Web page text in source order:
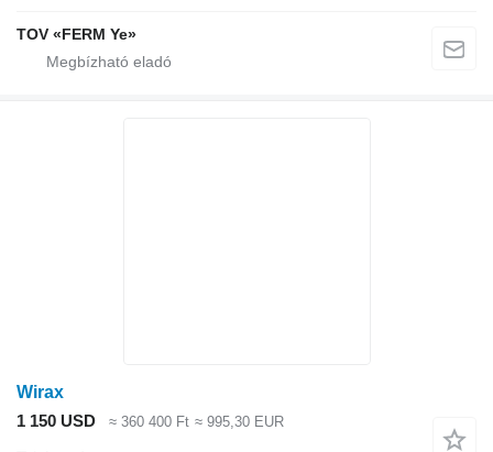
TOV «FERM Ye»
Wirax
1 150 USD
≈ 360 400 Ft ≈ 995,30 EUR